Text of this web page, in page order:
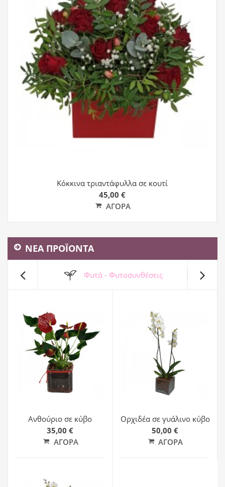
Κόκκινα τριαντάφυλλα σε κουτί
45,00 €
ΑΓΟΡΆ
ΝΕΑ ΠΡΟΪΟΝΤΑ
Φυτά - Φυτοσυνθέσεις
Ανθούριο σε κύβο
35,00 €
ΑΓΟΡΆ
Ορχιδέα σε γυάλινο κύβο
50,00 €
ΑΓΟΡΆ